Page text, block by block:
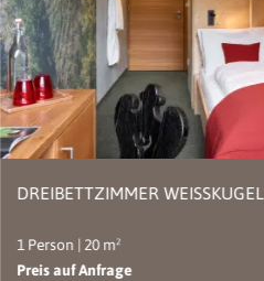
DREIBETTZIMMER WEISSKUGEL
1 Person | 20 m²
Preis auf Anfrage